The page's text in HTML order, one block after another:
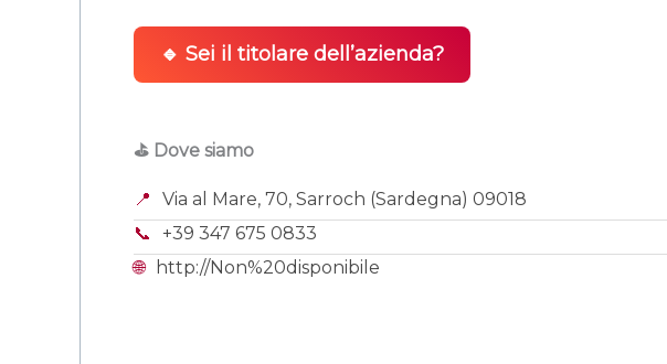
🔹 Sei il titolare dell’azienda?
⛳ Dove siamo
📍
Via al Mare, 70, Sarroch (Sardegna) 09018
📞
+39 347 675 0833
🌐
http://Non%20disponibile